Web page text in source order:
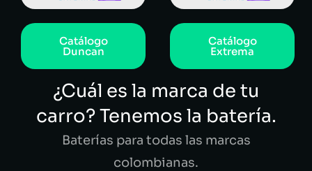
Catálogo
Duncan
Catálogo
Extrema
¿Cuál es la marca de tu
carro? Tenemos la batería.
Baterías para todas las marcas
colombianas.